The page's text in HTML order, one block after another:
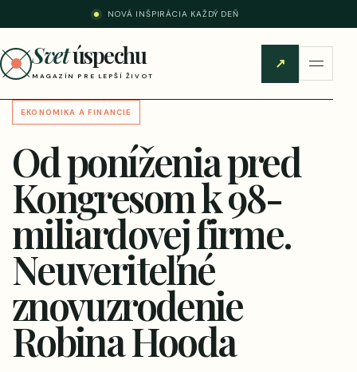
NOVÁ INŠPIRÁCIA KAŽDÝ DEŇ
Svetúspechu
MAGAZÍN PRE LEPŠÍ ŽIVOT
↗
EKONOMIKA A FINANCIE
Od poníženia pred
Kongresom k 98-
miliardovej firme.
Neuveriteľné
znovuzrodenie
Robina Hooda